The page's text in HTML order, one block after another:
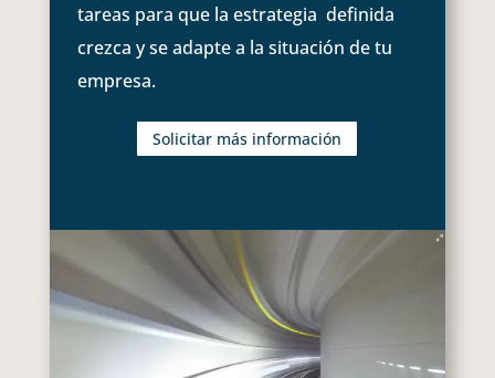
tareas para que la estrategia definida
crezca y se adapte a la situación de tu
empresa.
Solicitar más información